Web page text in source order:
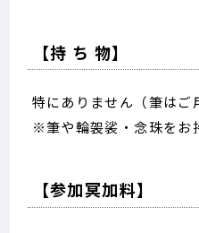
【持 ち 物】
特にありません（筆はご
※筆や輪袈裟・念珠をお
【参加冥加料】